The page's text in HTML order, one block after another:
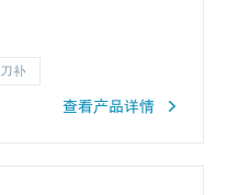
刀补
查看产品详情